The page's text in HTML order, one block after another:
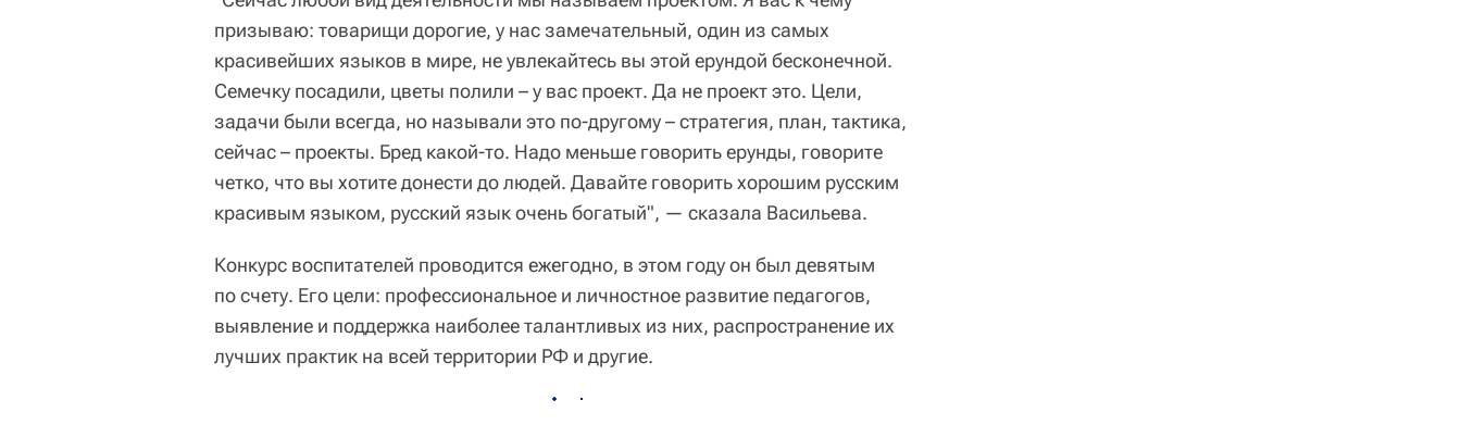
призываю: товарищи дорогие, у нас замечательный, один из самых
красивейших языков в мире, не увлекайтесь вы этой ерундой бесконечной.
Семечку посадили, цветы полили – у вас проект. Да не проект это. Цели,
задачи были всегда, но называли это по-другому – стратегия, план, тактика,
сейчас – проекты. Бред какой-то. Надо меньше говорить ерунды, говорите
четко, что вы хотите донести до людей. Давайте говорить хорошим русским
красивым языком, русский язык очень богатый", — сказала Васильева.
Конкурс воспитателей проводится ежегодно, в этом году он был девятым
по счету. Его цели: профессиональное и личностное развитие педагогов,
выявление и поддержка наиболее талантливых из них, распространение их
лучших практик на всей территории РФ и другие.